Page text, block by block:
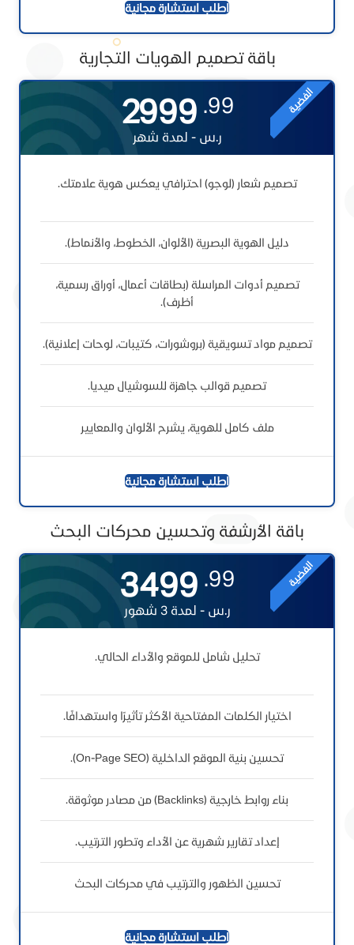
اطلب استشارة مجانية
باقة تصميم الهويات التجارية
الفضية 99.
2999
ر.س - لمدة شهر
تصميم شعار (لوجو) احترافي يعكس هوية علامتك.
دليل الهوية البصرية (الألوان، الخطوط، والأنماط).
تصميم أدوات المراسلة (بطاقات أعمال، أوراق رسمية،
أظرف).
تصميم مواد تسويقية (بروشورات، كتيبات، لوحات إعلانية).
تصميم قوالب جاهزة للسوشيال ميديا.
ملف كامل للهوية، يشرح الألوان والمعايير
اطلب استشارة مجانية
باقة الأرشفة وتحسين محركات البحث
الفضية 99.
3499
ر.س - لمدة 3 شهور
تحليل شامل للموقع والأداء الحالي.
اختيار الكلمات المفتاحية الأكثر تأثيرًا واستهدافًا.
تحسين بنية الموقع الداخلية (On-Page SEO).
بناء روابط خارجية (Backlinks) من مصادر موثوقة.
إعداد تقارير شهرية عن الأداء وتطور الترتيب.
تحسين الظهور والترتيب في محركات البحث
اطلب استشارة مجانية